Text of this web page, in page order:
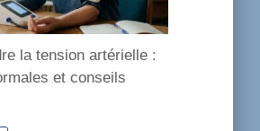
la tension artérielle :
et conseils